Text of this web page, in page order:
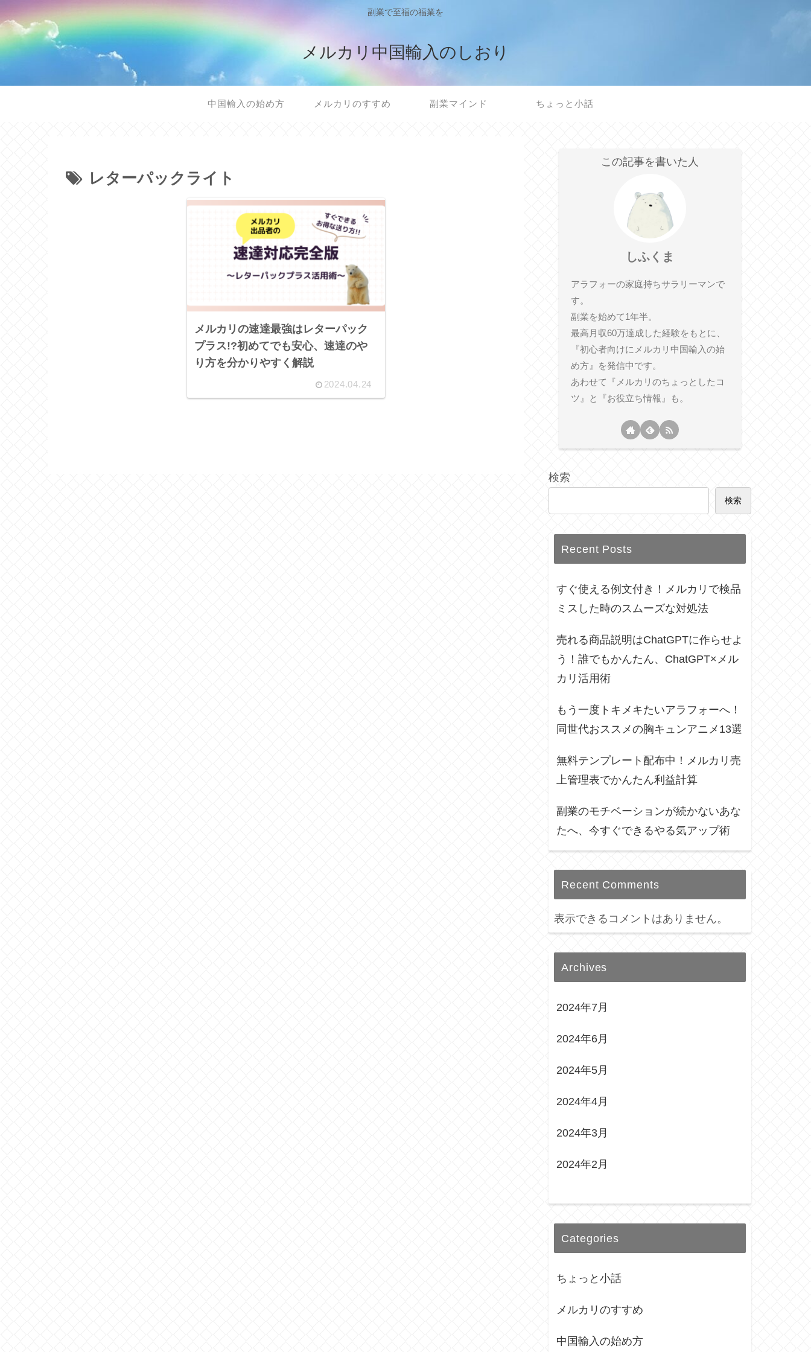
副業で至福の福業を
メルカリ中国輸入のしおり
中国輸入の始め方 メルカリのすすめ 副業マインド ちょっと小話
レターパックライト
メルカリの速達最強はレターパック
プラス!?初めてでも安心、速達のや
り方を分かりやすく解説
2024.04.24
この記事を書いた人
しふくま
アラフォーの家庭持ちサラリーマンで
す。
副業を始めて1年半。
最高月収60万達成した経験をもとに、
『初心者向けにメルカリ中国輸入の始
め方』を発信中です。
あわせて『メルカリのちょっとしたコ
ツ』と『お役立ち情報』も。
検索
検索
Recent Posts
すぐ使える例文付き！メルカリで検品
ミスした時のスムーズな対処法
売れる商品説明はChatGPTに作らせよ
う！誰でもかんたん、ChatGPT×メル
カリ活用術
もう一度トキメキたいアラフォーへ！
同世代おススメの胸キュンアニメ13選
無料テンプレート配布中！メルカリ売
上管理表でかんたん利益計算
副業のモチベーションが続かないあな
たへ、今すぐできるやる気アップ術
Recent Comments
表示できるコメントはありません。
Archives
2024年7月
2024年6月
2024年5月
2024年4月
2024年3月
2024年2月
Categories
ちょっと小話
メルカリのすすめ
中国輸入の始め方